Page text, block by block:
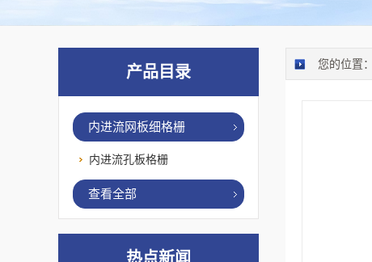
您的位置：
产品目录
内进流网板细格栅
内进流孔板格栅
查看全部
热点新闻